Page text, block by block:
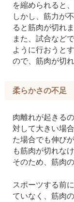
を縮められると
しかし、筋力が
ると筋肉が切れま
また、試合など
ように行おうと
ので、筋肉が切れ
柔らかさの不足
肉離れが起きる
対して大きい場
た場合でも伸び
も筋肉が切れな
そのため、筋肉
スポーツする前
ていなく、筋肉